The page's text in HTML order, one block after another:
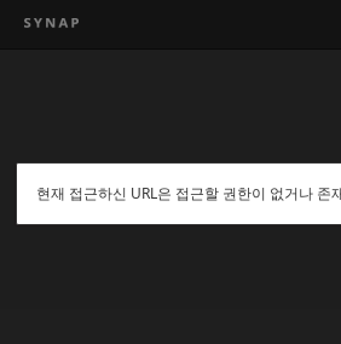
현재 접근하신 URL은 접근할 권한이 없거나 존